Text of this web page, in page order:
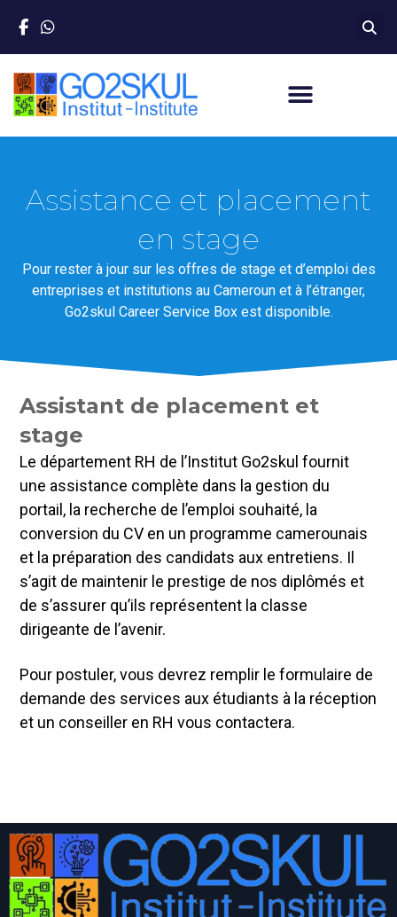
Assistance et placement
en stage
Pour rester à jour sur les offres de stage et d’emploi des
entreprises et institutions au Cameroun et à l’étranger,
Go2skul Career Service Box est disponible.
Assistant de placement et
stage
Le département RH de l’Institut Go2skul fournit
une assistance complète dans la gestion du
portail, la recherche de l’emploi souhaité, la
conversion du CV en un programme camerounais
et la préparation des candidats aux entretiens. Il
s’agit de maintenir le prestige de nos diplômés et
de s’assurer qu’ils représentent la classe
dirigeante de l’avenir.
Pour postuler, vous devrez remplir le formulaire de
demande des services aux étudiants à la réception
et un conseiller en RH vous contactera.